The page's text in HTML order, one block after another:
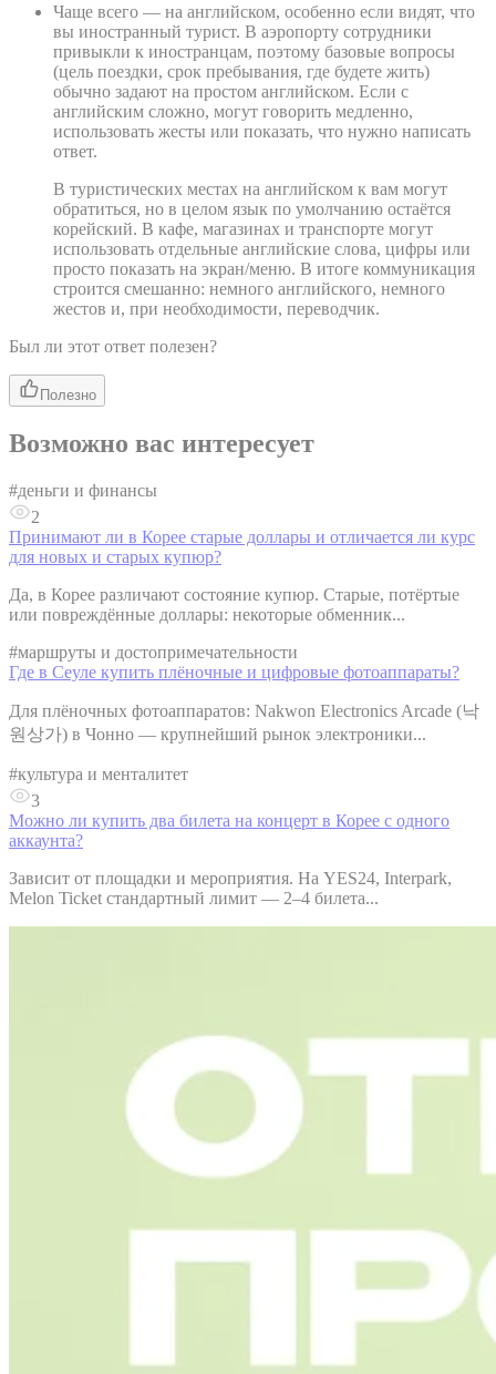
Чаще всего — на английском, особенно если видят, что
вы иностранный турист. В аэропорту сотрудники
привыкли к иностранцам, поэтому базовые вопросы
(цель поездки, срок пребывания, где будете жить)
обычно задают на простом английском. Если с
английским сложно, могут говорить медленно,
использовать жесты или показать, что нужно написать
ответ.
В туристических местах на английском к вам могут
обратиться, но в целом язык по умолчанию остаётся
корейский. В кафе, магазинах и транспорте могут
использовать отдельные английские слова, цифры или
просто показать на экран/меню. В итоге коммуникация
строится смешанно: немного английского, немного
жестов и, при необходимости, переводчик.
Был ли этот ответ полезен?
Полезно
Возможно вас интересует
#деньги и финансы
2
Принимают ли в Корее старые доллары и отличается ли курс
для новых и старых купюр?
Да, в Корее различают состояние купюр. Старые, потёртые
или повреждённые доллары: некоторые обменник...
#маршруты и достопримечательности
Где в Сеуле купить плёночные и цифровые фотоаппараты?
Для плёночных фотоаппаратов: Nakwon Electronics Arcade (낙
원상가) в Чонно — крупнейший рынок электроники...
#культура и менталитет
3
Можно ли купить два билета на концерт в Корее с одного
аккаунта?
Зависит от площадки и мероприятия. На YES24, Interpark,
Melon Ticket стандартный лимит — 2–4 билета...